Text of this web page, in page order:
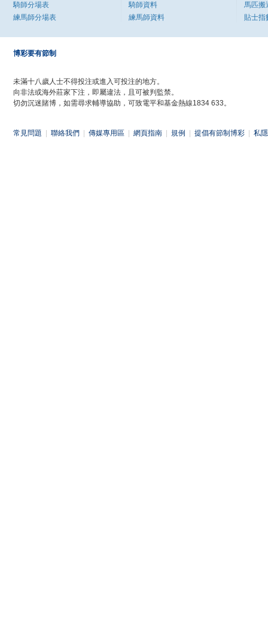
騎師分場表
練馬師分場表
騎師資料
練馬師資料
馬匹搬
貼士指
博彩要有節制
未滿十八歲人士不得投注或進入可投注的地方。
向非法或海外莊家下注，即屬違法，且可被判監禁。
切勿沉迷賭博，如需尋求輔導協助，可致電平和基金熱線1834 633。
常見問題 聯絡我們 傳媒專用區 網頁指南 規例 提倡有節制博彩 私